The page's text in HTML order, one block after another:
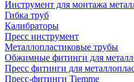
Инструмент для монтажа
Гибка труб
Калибраторы
Пресс инструмент
Металлопластиковые трубы
Обжимные фитинги для
Пресс фитинги для
Пресс-фитинги Tiemme